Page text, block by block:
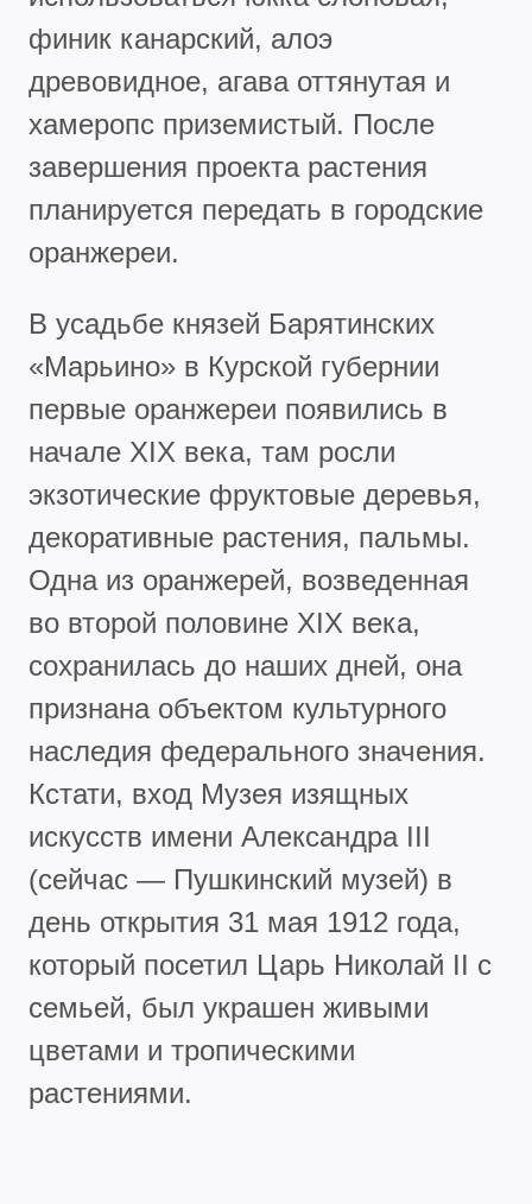
финик канарский, алоэ
древовидное, агава оттянутая и
хамеропс приземистый. После
завершения проекта растения
планируется передать в городские
оранжереи.
В усадьбе князей Барятинских
«Марьино» в Курской губернии
первые оранжереи появились в
начале XIX века, там росли
экзотические фруктовые деревья,
декоративные растения, пальмы.
Одна из оранжерей, возведенная
во второй половине XIX века,
сохранилась до наших дней, она
признана объектом культурного
наследия федерального значения.
Кстати, вход Музея изящных
искусств имени Александра III
(сейчас — Пушкинский музей) в
день открытия 31 мая 1912 года,
который посетил Царь Николай II с
семьей, был украшен живыми
цветами и тропическими
растениями.